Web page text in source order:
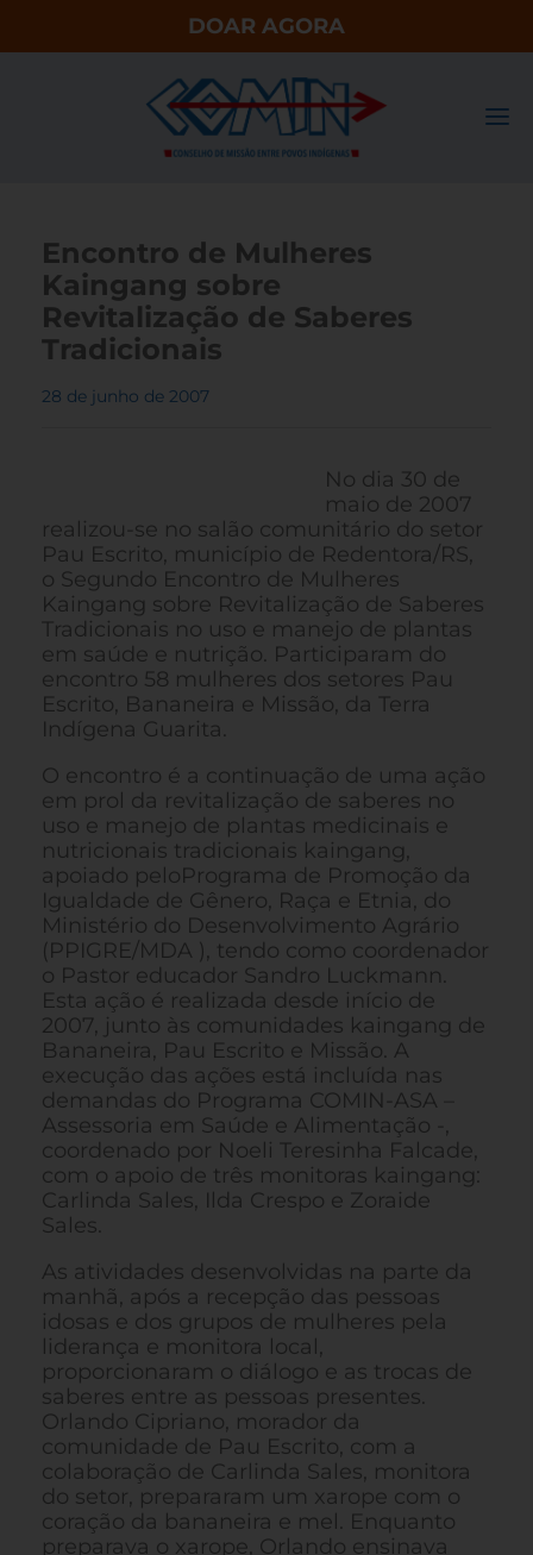
DOAR AGORA
Encontro de Mulheres
Kaingang sobre
Revitalização de Saberes
Tradicionais
28 de junho de 2007
No dia 30 de
maio de 2007
realizou-se no salão comunitário do setor
Pau Escrito, município de Redentora/RS,
o Segundo Encontro de Mulheres
Kaingang sobre Revitalização de Saberes
Tradicionais no uso e manejo de plantas
em saúde e nutrição. Participaram do
encontro 58 mulheres dos setores Pau
Escrito, Bananeira e Missão, da Terra
Indígena Guarita.
O encontro é a continuação de uma ação
em prol da revitalização de saberes no
uso e manejo de plantas medicinais e
nutricionais tradicionais kaingang,
apoiado peloPrograma de Promoção da
Igualdade de Gênero, Raça e Etnia, do
Ministério do Desenvolvimento Agrário
(PPIGRE/MDA ), tendo como coordenador
o Pastor educador Sandro Luckmann.
Esta ação é realizada desde início de
2007, junto às comunidades kaingang de
Bananeira, Pau Escrito e Missão. A
execução das ações está incluída nas
demandas do Programa COMIN-ASA –
Assessoria em Saúde e Alimentação -,
coordenado por Noeli Teresinha Falcade,
com o apoio de três monitoras kaingang:
Carlinda Sales, Ilda Crespo e Zoraide
Sales.
As atividades desenvolvidas na parte da
manhã, após a recepção das pessoas
idosas e dos grupos de mulheres pela
liderança e monitora local,
proporcionaram o diálogo e as trocas de
saberes entre as pessoas presentes.
Orlando Cipriano, morador da
comunidade de Pau Escrito, com a
colaboração de Carlinda Sales, monitora
do setor, prepararam um xarope com o
coração da bananeira e mel. Enquanto
preparava o xarope, Orlando ensinava